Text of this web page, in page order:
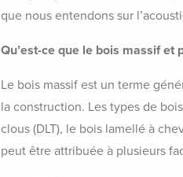
que nous entendons sur
Qu’est-ce que le bois massif et
Le bois massif est un terme
la construction. Les types de
clous (DLT), le bois lamellé à
peut être attribuée à plusieurs